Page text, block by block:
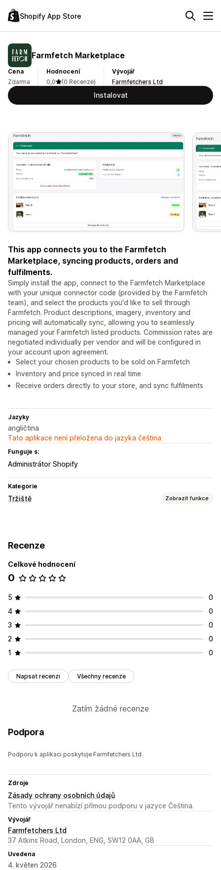
Shopify App Store
Farmfetch Marketplace
Cena
Zdarma
Hodnocení
0,0
(0 Recenze)
Vývojář
Farmfetchers Ltd
Instalovat
This app connects you to the Farmfetch
Marketplace, syncing products, orders and
fulfilments.
Simply install the app, connect to the Farmfetch Marketplace
with your unique connector code (provided by the Farmfetch
team), and select the products you'd like to sell through
Farmfetch. Product descriptions, imagery, inventory and
pricing will automatically sync, allowing you to seamlessly
managed your Farmfetch listed products. Commission rates are
negotiated individually per vendor and will be configured in
your account upon agreement.
Select your chosen products to be sold on Farmfetch
Inventory and price synced in real time
Receive orders directly to your store, and sync fulfilments
Jazyky
angličtina
Tato aplikace není přeložena do jazyka čeština
Funguje s:
Administrátor Shopify
Kategorie
Tržiště Zobrazit funkce
Synchronizace objednávek
Synchronizace skladových zásob
Recenze
Celkové hodnocení
0
5
0
4
0
3
0
2
0
1
0
Napsat recenzi Všechny recenze
Zatím žádné recenze
Podpora
Podporu k aplikaci poskytuje Farmfetchers Ltd.
Zdroje
Zásady ochrany osobních údajů
Tento vývojář nenabízí přímou podporu v jazyce Čeština.
Vývojář
Farmfetchers Ltd
37 Atkins Road, London, ENG, SW12 0AA, GB
Uvedena
4. květen 2026